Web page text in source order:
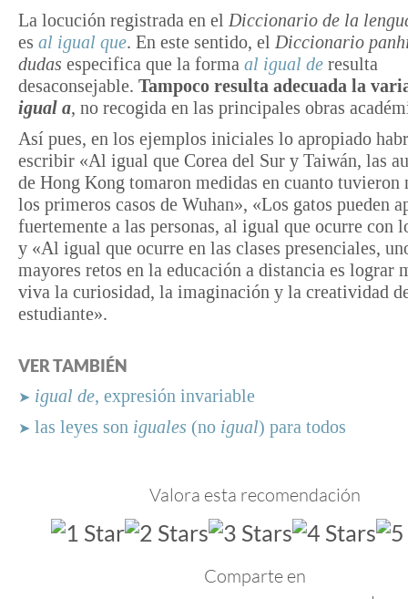
La locución registrada en el Diccionario de la
es al igual que. En este sentido, el Diccionario
dudas especifica que la forma al igual de resulta
desaconsejable. Tampoco resulta adecuada la
igual a, no recogida en las principales obras
Así pues, en los ejemplos iniciales lo apropiado
escribir «Al igual que Corea del Sur y Taiwán, las
de Hong Kong tomaron medidas en cuanto tuvieron
los primeros casos de Wuhan», «Los gatos pueden
fuertemente a las personas, al igual que ocurre con
y «Al igual que ocurre en las clases presenciales,
mayores retos en la educación a distancia es lograr
viva la curiosidad, la imaginación y la creatividad
estudiante».
VER TAMBIÉN
➤ igual de, expresión invariable
➤ las leyes son iguales (no igual) para todos
Valora esta recomendación
Comparte en